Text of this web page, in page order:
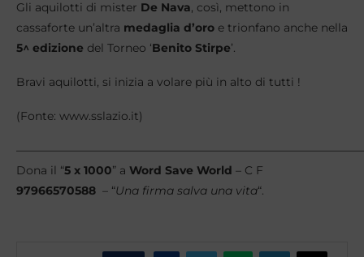
Gli aquilotti di mister De Nava, così, mettono in
cassaforte un’altra medaglia d’oro e trionfano anche nella
5^ edizione del Torneo ‘Benito Stirpe’.
Bravi aquilotti, si inizia a volare più in alto di tutti !
(Fonte: www.sslazio.it)
Dona il “5 x 1000” a Word Save World – C F
97966570588 – “Una firma salva una vita“.